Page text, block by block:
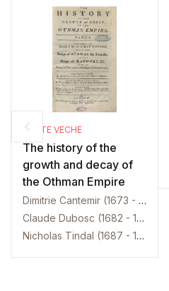
CARTE VECHE
The history of the
growth and decay of
the Othman Empire
Dimitrie Cantemir (1673 - 1723)
Claude Dubosc (1682 - 1745)
Nicholas Tindal (1687 - 1774)